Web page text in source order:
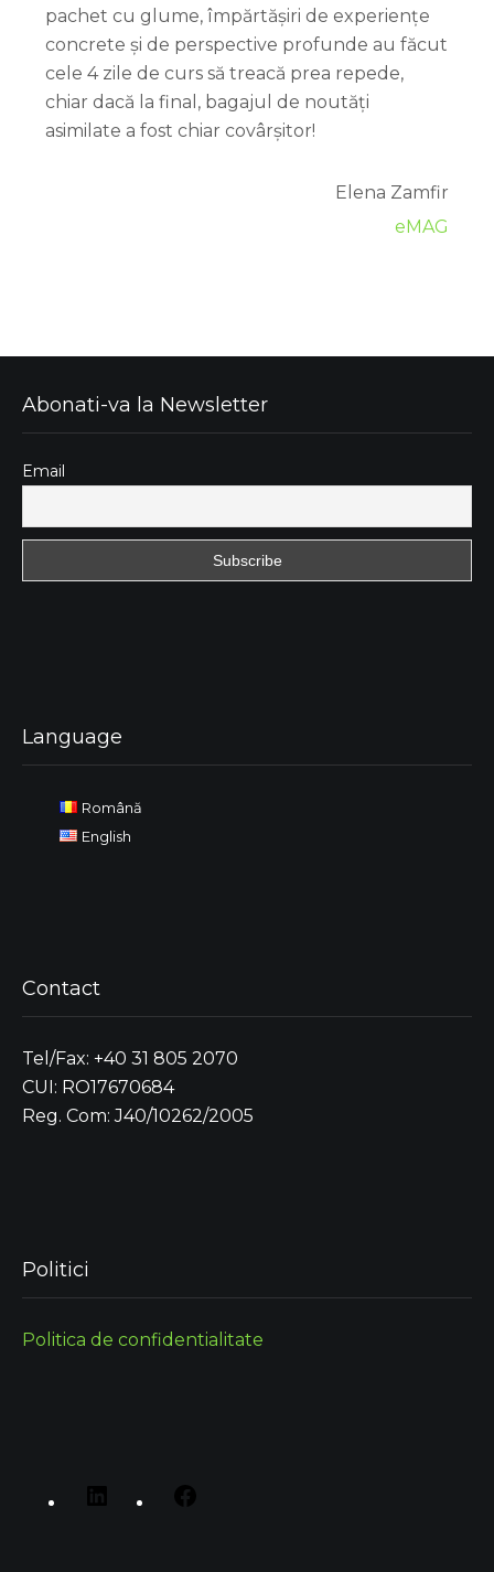
pachet cu glume, împărtășiri de experiențe
concrete și de perspective profunde au făcut
cele 4 zile de curs să treacă prea repede,
chiar dacă la final, bagajul de noutăți
asimilate a fost chiar covârșitor!
Elena Zamfir
eMAG
Abonati-va la Newsletter
Email
Language
Română
English
Contact
Tel/Fax: +40 31 805 2070
CUI: RO17670684
Reg. Com: J40/10262/2005
Politici
Politica de confidentialitate